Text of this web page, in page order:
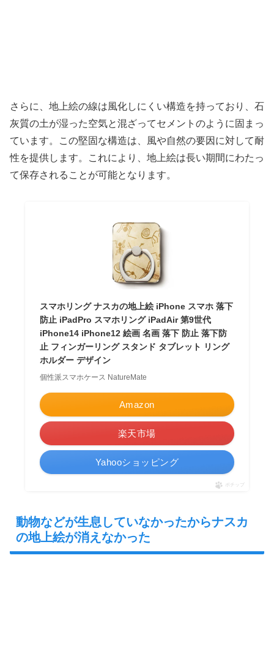
さらに、地上絵の線は風化しにくい構造を持っており、石
灰質の土が湿った空気と混ざってセメントのように固まっ
ています。この堅固な構造は、風や自然の要因に対して耐
性を提供します。これにより、地上絵は長い期間にわたっ
て保存されることが可能となります。
スマホリング ナスカの地上絵 iPhone スマホ 落下
防止 iPadPro スマホリング iPadAir 第9世代
iPhone14 iPhone12 絵画 名画 落下 防止 落下防
止 フィンガーリング スタンド タブレット リング
ホルダー デザイン
個性派スマホケース NatureMate
Amazon
楽天市場
Yahooショッピング
ポチップ
動物などが生息していなかったからナスカ
の地上絵が消えなかった